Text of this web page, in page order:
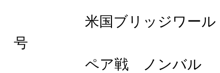
米国ブリッジワールド
号
ペア戦 ノンバル